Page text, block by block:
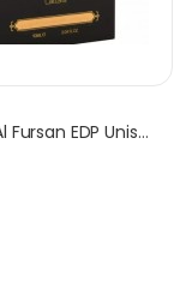
Perfume Lattafa Qaed Al Fursan EDP Unissex 90ml